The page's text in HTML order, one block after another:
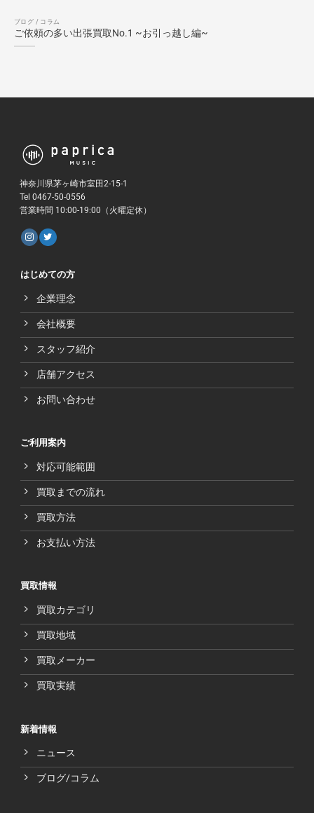
ブログ / コラム
ご依頼の多い出張買取No.1 ~お引っ越し編~
神奈川県茅ヶ崎市室田2-15-1
Tel 0467-50-0556
営業時間 10:00-19:00（火曜定休）
はじめての方
企業理念
会社概要
スタッフ紹介
店舗アクセス
お問い合わせ
ご利用案内
対応可能範囲
買取までの流れ
買取方法
お支払い方法
買取情報
買取カテゴリ
買取地域
買取メーカー
買取実績
新着情報
ニュース
ブログ/コラム